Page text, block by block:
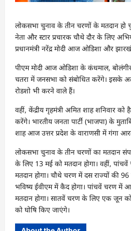
लोकसभा चुनाव के तीन चरणों के मतदान हो
नेता और स्टार प्रचारक चौथे दौर के लिए
प्रधानमंत्री नरेंद्र मोदी आज ओडिशा और
पीएम मोदी आज ओडिशा के कंधमाल,
चतरा में जनसभा को संबोधित करेंगे। इसके
रोडशो भी करने वाले हैं।
वहीं, केंद्रीय गृहमंत्री अमित शाह शनिवार को
करेंगे। भारतीय जनता पार्टी (भाजपा) के
शाह आज उत्तर प्रदेश के वाराणसी में गंगा
लोकसभा चुनाव के तीन चरणों का मतदान
के लिए 13 मई को मतदान होगा। वहीं,
मतदान होगा। चौथे चरण में दस राज्यों की
भविष्य ईवीएम में कैद होगा। पांचवें चरण में
मतदान होगा। सातवें चरण के लिए एक जून
को घोषि किए जाएंगे।